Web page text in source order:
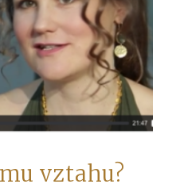
vztahu?